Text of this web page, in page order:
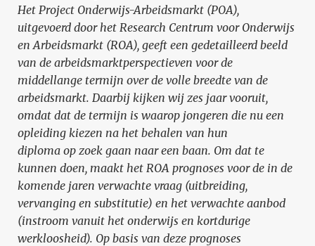
Het Project Onderwijs-Arbeidsmarkt (POA),
uitgevoerd door het Research Centrum voor Onderwijs
en Arbeidsmarkt (ROA), geeft een gedetailleerd beeld
van de arbeidsmarktperspectieven voor de
middellange termijn over de volle breedte van de
arbeidsmarkt. Daarbij kijken wij zes jaar vooruit,
omdat dat de termijn is waarop jongeren die nu een
opleiding kiezen na het behalen van hun
diploma op zoek gaan naar een baan. Om dat te
kunnen doen, maakt het ROA prognoses voor de in de
komende jaren verwachte vraag (uitbreiding,
vervanging en substitutie) en het verwachte aanbod
(instroom vanuit het onderwijs en kortdurige
werkloosheid). Op basis van deze prognoses